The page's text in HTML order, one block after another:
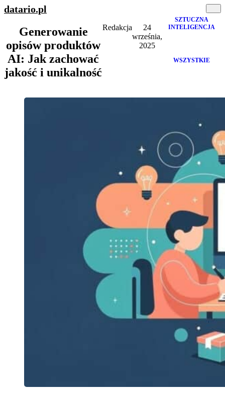
datario.pl
Generowanie
opisów produktów
AI: Jak zachować
jakość i unikalność
Redakcja
24
września,
2025
SZTUCZNA
INTELIGENCJA
WSZYSTKIE